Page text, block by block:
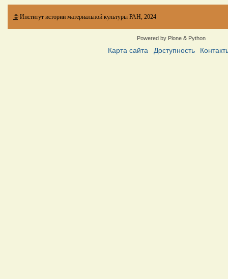
© Институт истории материальной культуры РАН, 2024
Powered by Plone & Python
Карта сайта Доступность